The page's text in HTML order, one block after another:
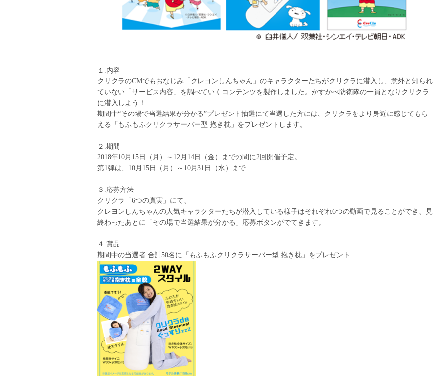
１.内容
クリクラのCMでもおなじみ「クレヨンしんちゃん」のキャラクターたちがクリクラに潜入し、意外と知られ
ていない「サービス内容」を調べていくコンテンツを製作しました。かすかべ防衛隊の一員となりクリクラ
に潜入しよう！
期間中“その場で当選結果が分かる”プレゼント抽選にて当選した方には、クリクラをより身近に感じてもら
える「もふもふクリクラサーバー型 抱き枕」をプレゼントします。
２.期間
2018年10月15日（月）～12月14日（金）までの間に2回開催予定。
第1弾は、10月15日（月）～10月31日（水）まで
３.応募方法
クリクラ「6つの真実」にて、
クレヨンしんちゃんの人気キャラクターたちが潜入している様子はそれぞれ6つの動画で見ることができ、見
終わったあとに「その場で当選結果が分かる」応募ボタンがでてきます。
４.賞品
期間中の当選者 合計50名に「もふもふクリクラサーバー型 抱き枕」をプレゼント